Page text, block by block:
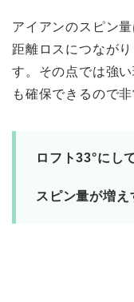
アイアンのスピン
距離ロスにつなが
す。その点では強
も確保できるので
ロフト33°にし
スピン量が増